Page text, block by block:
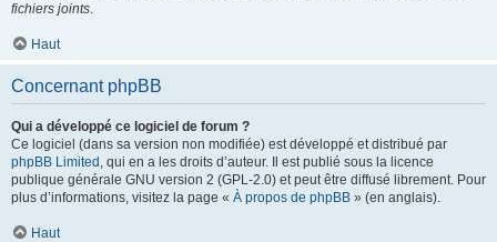
fichiers joints.
Haut
Concernant phpBB
Qui a développé ce logiciel de forum ?
Ce logiciel (dans sa version non modifiée) est développé et distribué par
phpBB Limited , qui en a les droits d’auteur. Il est publié sous la licence
publique générale GNU version 2 (GPL-2.0) et peut être diffusé librement. Pour
plus d’informations, visitez la page « À propos de phpBB » (en anglais).
Haut